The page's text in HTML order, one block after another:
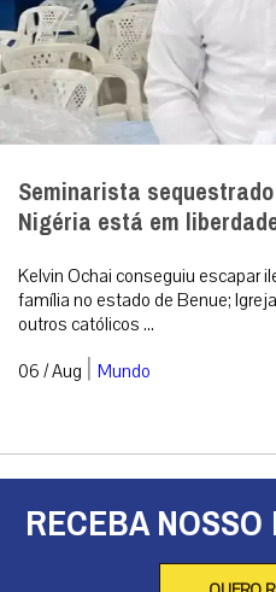
Seminarista
Nigéria está em
Kelvin Ochai conseguiu escapar
família no estado de Benue;
outros católicos ...
06 / Aug | Mundo
RECEBA